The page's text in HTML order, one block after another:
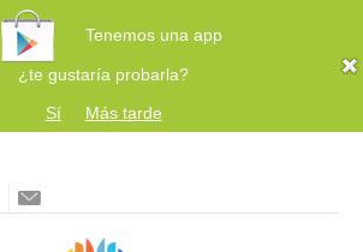
Tenemos una app
¿te gustaría probarla?
Sí
Más tarde